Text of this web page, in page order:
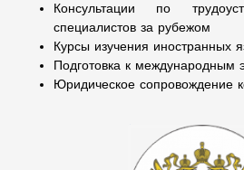
Консультации по
специалистов за рубежом
Курсы изучения иностранных
Подготовка к международным
Юридическое сопровождение